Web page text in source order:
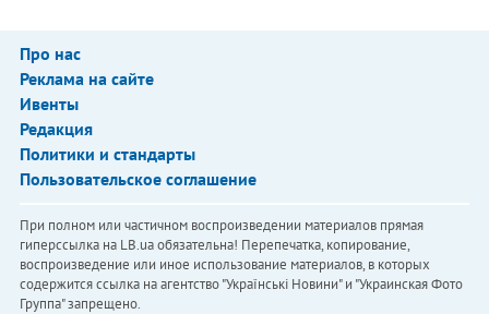
Про нас
Реклама на сайте
Ивенты
Редакция
Политики и стандарты
Пользовательское соглашение
При полном или частичном воспроизведении материалов прямая
гиперссылка на LB.ua обязательна! Перепечатка, копирование,
воспроизведение или иное использование материалов, в которых
содержится ссылка на агентство "Українськi Новини" и "Украинская Фото
Группа" запрещено.